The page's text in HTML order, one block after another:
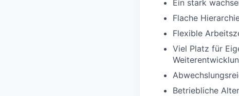
Ein stark
Flache
Flexible
Viel Platz für
Betriebliche